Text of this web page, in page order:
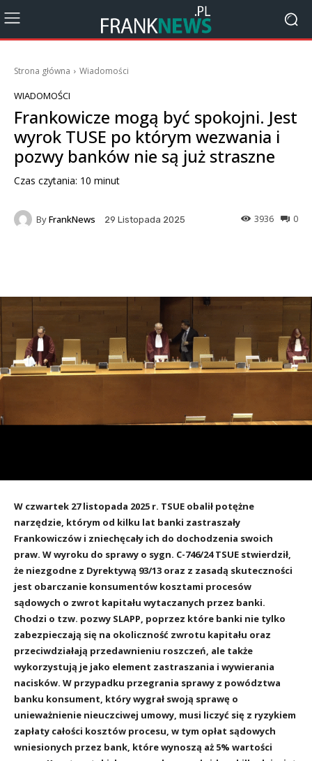
Strona główna Wiadomości
WIADOMOŚCI
Frankowicze mogą być spokojni. Jest
wyrok TUSE po którym wezwania i
pozwy banków nie są już straszne
Czas czytania: 10 minut
ByFrankNews 29 Listopada 2025 0
3936
W czwartek 27 listopada 2025 r. TSUE obalił potężne
narzędzie, którym od kilku lat banki zastraszały
Frankowiczów i zniechęcały ich do dochodzenia swoich
praw. W wyroku do sprawy o sygn. C-746/24 TSUE stwierdził,
że niezgodne z Dyrektywą 93/13 oraz z zasadą skuteczności
jest obarczanie konsumentów kosztami procesów
sądowych o zwrot kapitału wytaczanych przez banki.
Chodzi o tzw. pozwy SLAPP, poprzez które banki nie tylko
zabezpieczają się na okoliczność zwrotu kapitału oraz
przeciwdziałają przedawnieniu roszczeń, ale także
wykorzystują je jako element zastraszania i wywierania
nacisków. W przypadku przegrania sprawy z powództwa
banku konsument, który wygrał swoją sprawę o
unieważnienie nieuczciwej umowy, musi liczyć się z ryzykiem
zapłaty całości kosztów procesu, w tym opłat sądowych
wniesionych przez bank, które wynoszą aż 5% wartości